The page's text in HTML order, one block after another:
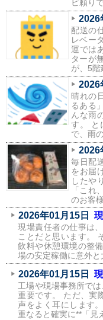
ビ頼り
2026
配送の
レベー
運では
ターが
が、5階
2026
晴れの
るある
んな雨
す。 と
で、雨
2026
毎日配
をお届
したや
「これ
のお客
2026年01月15日 現
現場責任者の仕事は
ことだと思います。
飲料や休憩環境の整
場の安定稼働に意外
2026年01月15日 現
工場や現場事務所で
重要です。 ただ、実
声をよく耳にします
重なると確実に**「見